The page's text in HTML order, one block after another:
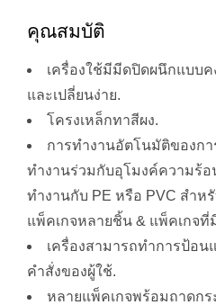
คุณสมบัติ
เครื่องใช้มีมีดปิดผนึกแบบ
และเปลี่ยนง่าย.
โครงเหล็กทาสีผง.
การทำงานอัตโนมัติของก
ทำงานร่วมกับอุโมงค์ความร้อ
ทำงานกับ PE หรือ PVC สำห
แพ็คเกจหลายชิ้น & แพ็คเกจ
เครื่องสามารถทำการป้อน
คำสั่งของผู้ใช้.
หลายแพ็คเกจพร้อมถาดกร